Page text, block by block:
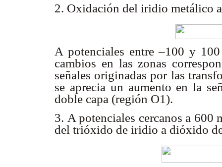
2. Oxidación del iridio metálico
A potenciales entre –100 y
cambios en las zonas
señales originadas por las
se aprecia un aumento en la
doble capa (región O1).
3. A potenciales cercanos a
del trióxido de iridio a dióxido